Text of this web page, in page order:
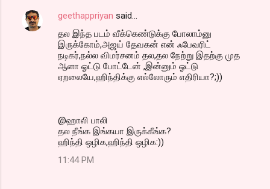
geethappriyan said…
தல இந்த படம் வீக்கெண்டுக்கு போலாம்னு
இருக்கோம்,அஜய் தேவகன் என் ஃபேவரிட்
நடிகர்,நல்ல விமர்சனம் தல,தல நேற்று இதற்கு முத
ஆளா ஓட்டு போட்டேன் ,இன்னும் ஓட்டு
ஏறலையே,ஹிந்திக்கு எல்லோரும் எதிரியா?;))
@ஹாலி பாலி
தல நீங்க இங்கயா இருக்கீங்க?
ஹிந்தி ஒழிக,ஹிந்தி ஒழிக:))
11:44 PM